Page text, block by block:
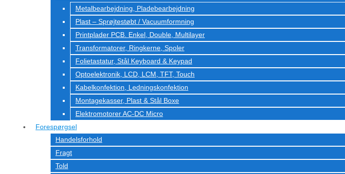
Metalbearbejdning, Pladebearbejdning
Plast – Sprøjtestøbt / Vacuumformning
Printplader PCB. Enkel, Double, Multilayer
Transformatorer, Ringkerne, Spoler
Folietastatur, Stål Keyboard & Keypad
Optoelektronik, LCD, LCM, TFT, Touch
Kabelkonfektion, Ledningskonfektion
Montagekasser, Plast & Stål Boxe
Elektromotorer AC-DC Micro
Forespørgsel
Handelsforhold
Fragt
Told